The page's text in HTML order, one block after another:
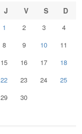
J V S D
1 2 3
4
8 9 10
11
15 16 17
18
22 23 24
25
29
30